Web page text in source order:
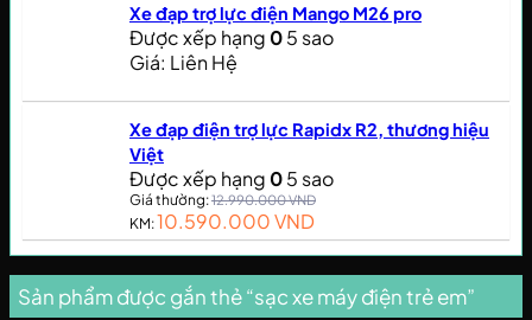
Xe đạp trợ lực điện Mango M26 pro
Được xếp hạng 05 sao
Giá: Liên Hệ
Xe đạp điện trợ lực Rapidx R2, thương hiệu
Việt
Được xếp hạng 05 sao
Giá thường:12.990.000VND
KM:10.590.000VND
Sản phẩm được gắn thẻ “sạc xe máy điện trẻ em”